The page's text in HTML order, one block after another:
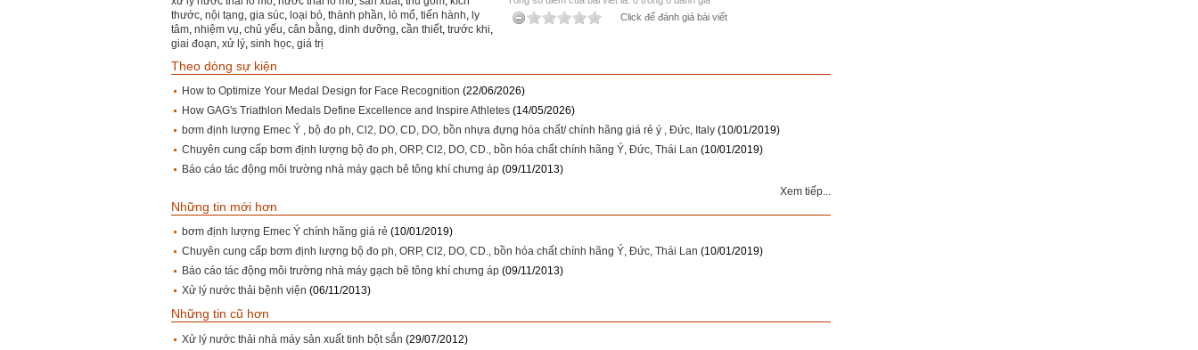
thước, nội tạng, gia súc, loại bỏ, thành phần, lò mổ, tiến hành, ly
tâm, nhiệm vụ, chủ yếu, cân bằng, dinh dưỡng, cần thiết, trước khi,
giai đoạn, xử lý, sinh học, giá trị
Click để đánh giá bài viết
Theo dòng sự kiện
How to Optimize Your Medal Design for Face Recognition (22/06/2026)
How GAG's Triathlon Medals Define Excellence and Inspire Athletes (14/05/2026)
bơm định lượng Emec Ý , bộ đo ph, Cl2, DO, CD, DO, bồn nhựa đựng hóa chất/ chính hãng giá rẻ ý , Đức, Italy (10/01/2019)
Chuyên cung cấp bơm định lượng bộ đo ph, ORP, Cl2, DO, CD., bồn hóa chất chính hãng Ý, Đức, Thái Lan (10/01/2019)
Báo cáo tác động môi trường nhà máy gạch bê tông khí chưng áp (09/11/2013)
Xem tiếp...
Những tin mới hơn
bơm định lượng Emec Ý chính hãng giá rẻ (10/01/2019)
Chuyên cung cấp bơm định lượng bộ đo ph, ORP, Cl2, DO, CD., bồn hóa chất chính hãng Ý, Đức, Thái Lan (10/01/2019)
Báo cáo tác động môi trường nhà máy gạch bê tông khí chưng áp (09/11/2013)
Xử lý nước thải bệnh viện (06/11/2013)
Những tin cũ hơn
Xử lý nước thải nhà máy sản xuất tinh bột sắn (29/07/2012)